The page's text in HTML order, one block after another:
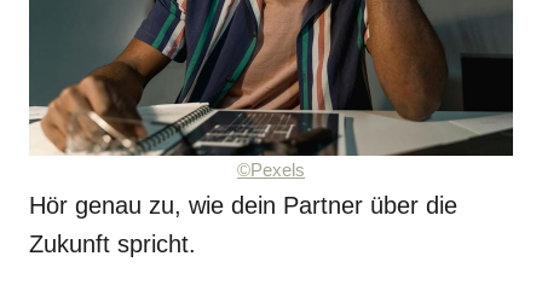
©Pexels
Hör genau zu, wie dein Partner über die
Zukunft spricht.